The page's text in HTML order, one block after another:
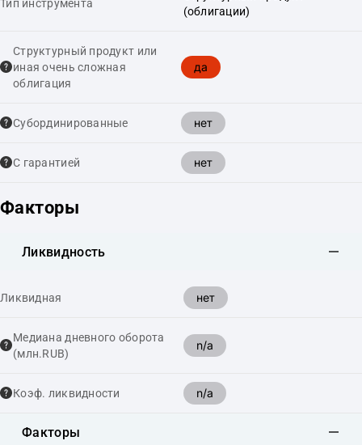
Тип инструмента
(облигации)
Структурный продукт или
иная очень сложная
облигация
да
Cубординированные нет
С гарантией нет
Факторы
Ликвидность
Ликвидная нет
Медиана дневного оборота
(млн.RUB)
n/a
Коэф. ликвидности n/a
Факторы